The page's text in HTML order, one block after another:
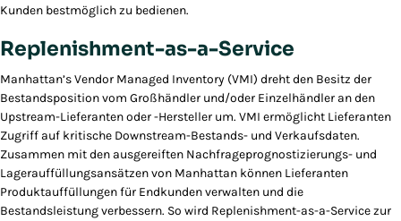
Kunden bestmöglich zu bedienen.
Replenishment-as-a-Service
Manhattan’s Vendor Managed Inventory (VMI) dreht den Besitz der
Bestandsposition vom Großhändler und/oder Einzelhändler an den
Upstream-Lieferanten oder -Hersteller um. VMI ermöglicht Lieferanten
Zugriff auf kritische Downstream-Bestands- und Verkaufsdaten.
Zusammen mit den ausgereiften Nachfrageprognostizierungs- und
Lagerauffüllungsansätzen von Manhattan können Lieferanten
Produktauffüllungen für Endkunden verwalten und die
Bestandsleistung verbessern. So wird Replenishment-as-a-Service zur